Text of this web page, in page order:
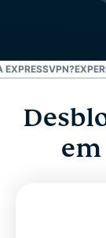
EXPRESSVPN?
Desbloqueie
O que é o
Por que o